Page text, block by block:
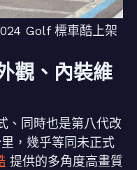
Golf 標車酷上架
觀、內裝維
、同時也是第八代改
，幾乎等同未正式
提供的多角度高畫質